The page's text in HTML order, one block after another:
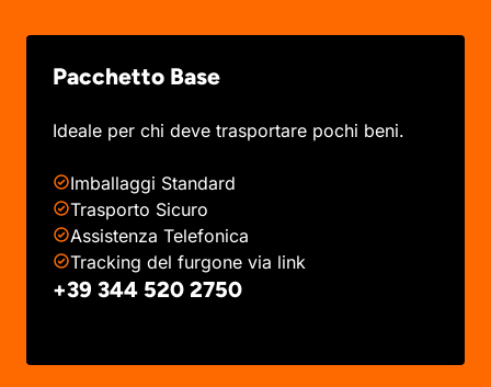
Pacchetto Base
Ideale per chi deve trasportare pochi beni.
Imballaggi Standard
Trasporto Sicuro
Assistenza Telefonica
Tracking del furgone via link
+39 344 520 2750